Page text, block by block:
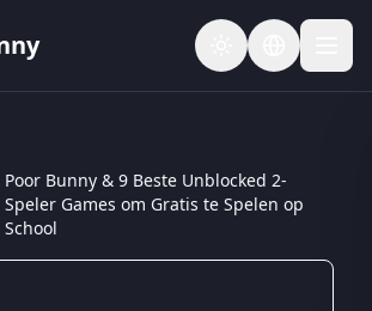
Poor Bunny & 9 Beste Unblocked 2-
Speler Games om Gratis te Spelen op
School